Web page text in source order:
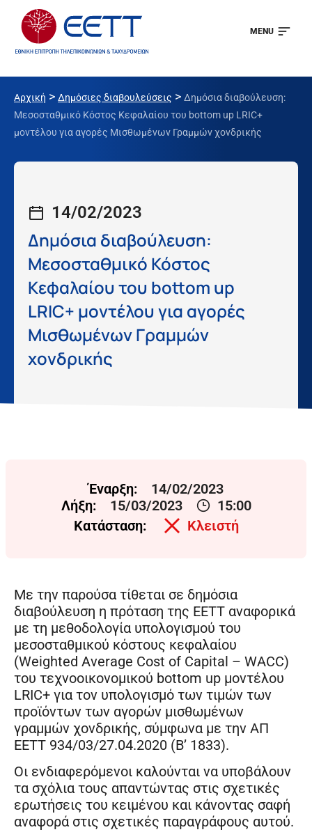
MENU
Αρχική > Δημόσιες διαβουλεύσεις > Δημόσια διαβούλευση:
Μεσοσταθμικό Κόστος Κεφαλαίου του bottom up LRIC+
μοντέλου για αγορές Μισθωμένων Γραμμών χονδρικής
14/02/2023
Δημόσια διαβούλευση:
Μεσοσταθμικό Κόστος
Κεφαλαίου του bottom up
LRIC+ μοντέλου για αγορές
Μισθωμένων Γραμμών
χονδρικής
Έναρξη:
14/02/2023
Λήξη:
15/03/2023
15:00
Κατάσταση:
Κλειστή
Με την παρούσα τίθεται σε δημόσια
διαβούλευση η πρόταση της ΕΕΤΤ αναφορικά
με τη μεθοδολογία υπολογισμού του
μεσοσταθμικού κόστους κεφαλαίου
(Weighted Average Cost of Capital – WACC)
του τεχνοοικονομικού bottom up μοντέλου
LRIC+ για τον υπολογισμό των τιμών των
προϊόντων των αγορών μισθωμένων
γραμμών χονδρικής, σύμφωνα με την ΑΠ
ΕΕΤΤ 934/03/27.04.2020 (Β’ 1833).
Οι ενδιαφερόμενοι καλούνται να υποβάλουν
τα σχόλια τους απαντώντας στις σχετικές
ερωτήσεις του κειμένου και κάνοντας σαφή
αναφορά στις σχετικές παραγράφους αυτού.